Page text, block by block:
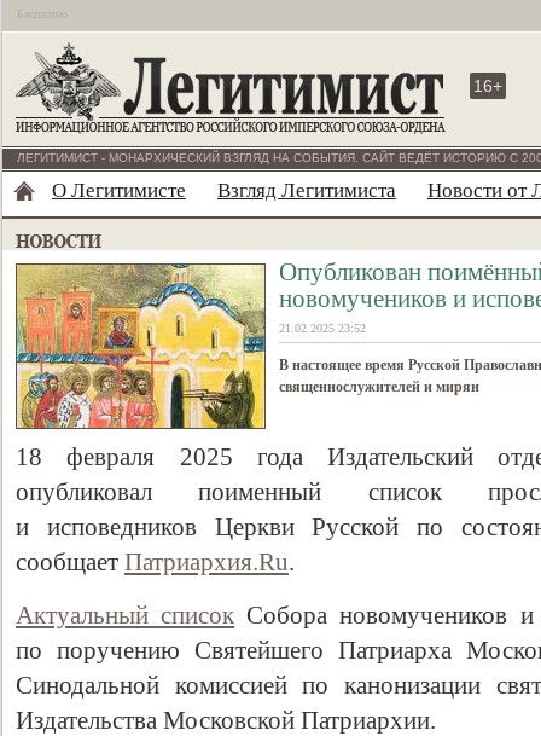
Бесплатно
16+
ЛЕГИТИМИСТ - МОНАРХИЧЕСКИЙ ВЗГЛЯД НА СОБЫТИЯ. САЙТ ВЕДЁТ ИСТОРИЮ С
О Легитимисте Взгляд Легитимиста Новости от
Опубликован
новомучеников и
21.02.2025 23:52
В настоящее время Русской
священнослужителей и мирян
18 февраля 2025 года Издательский
опубликовал поименный список
и исповедников Церкви Русской по
сообщает Патриархия.Ru.
Актуальный список Собора новомучеников и
по поручению Святейшего Патриарха
Синодальной комиссией по канонизации
Издательства Московской Патриархии.